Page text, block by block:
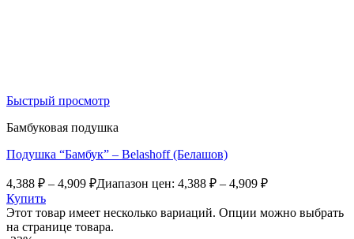
Быстрый просмотр
Бамбуковая подушка
Подушка “Бамбук” – Belashoff (Белашов)
4,388 ₽ – 4,909 ₽Диапазон цен: 4,388 ₽ – 4,909 ₽
Купить
Этот товар имеет несколько вариаций. Опции можно выбрать
на странице товара.